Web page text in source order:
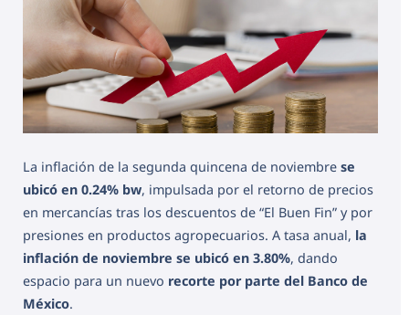
La inflación de la segunda quincena de noviembre se
ubicó en 0.24% bw, impulsada por el retorno de precios
en mercancías tras los descuentos de “El Buen Fin” y por
presiones en productos agropecuarios. A tasa anual, la
inflación de noviembre se ubicó en 3.80%, dando
espacio para un nuevo recorte por parte del Banco de
México.